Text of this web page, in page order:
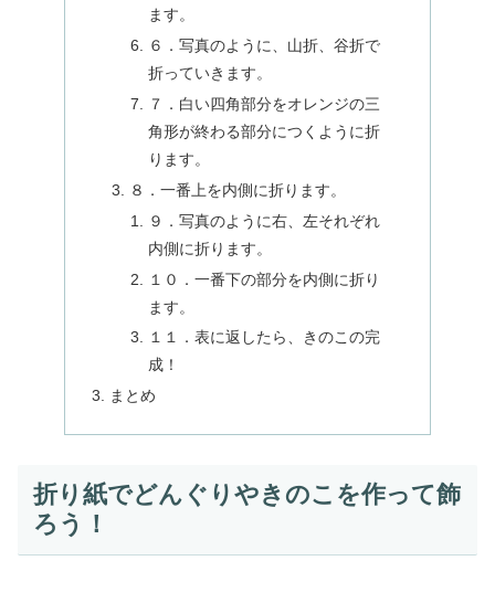
ます。
６．写真のように、山折、谷折で
折っていきます。
７．白い四角部分をオレンジの三
角形が終わる部分につくように折
ります。
８．一番上を内側に折ります。
９．写真のように右、左それぞれ
内側に折ります。
１０．一番下の部分を内側に折り
ます。
１１．表に返したら、きのこの完
成！
まとめ
折り紙でどんぐりやきのこを作って飾
ろう！